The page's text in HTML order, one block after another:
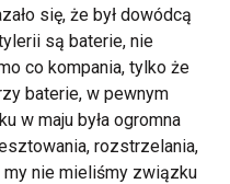
się, że był dowódcą
są baterie, nie
co kompania, tylko że
baterie, w pewnym
w maju była ogromna
rozstrzelania,
my nie mieliśmy związku